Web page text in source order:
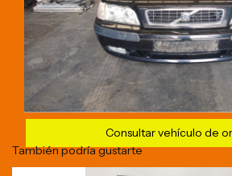
Consultar vehículo de
También podría gustarte